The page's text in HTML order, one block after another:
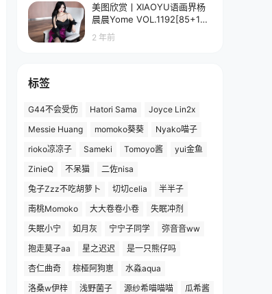
美图欣赏丨XIAOYU语画界杨
晨晨Yome VOL.1192[85+1P
／673MB]
2 年前
标签
G44不会受伤 Hatori Sama
Joyce Lin2x
Messie Huang
momoko葵葵
Nyako喵子
rioko凉凉子
Sameki Tomoyo酱
yui金鱼
ZinieQ
不呆猫
二佐nisa
兔子Zzz不吃胡萝卜
切切celia
半半子
南桃Momoko
大大卷卷小卷
失眠冲剂
失眠小宁
如月灰 宁宁子同学
弥音音ww
抱走莫子aa
星之迟迟
是一只熊仔吗
杏仁曲奇
棕桠阿狗崽
水淼aqua
洛桑w伊梓
浅野菌子 源纱希喵喵喵
瓜希酱